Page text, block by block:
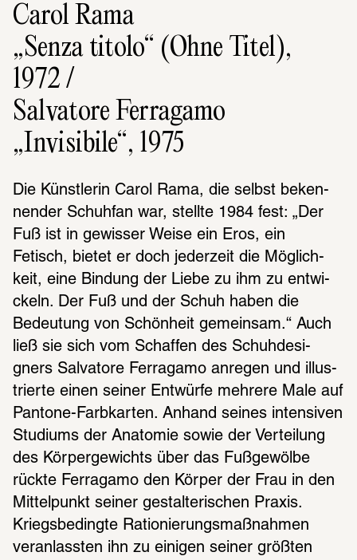
Carol Rama
„Senza titolo“ (Ohne Titel),
1972 /
Salvatore Ferragamo
„Invisibile“, 1975
Die Künst­le­rin Carol Rama, die selbst beken­
nen­der Schuh­fan war, stellte 1984 fest: „Der
Fuß ist in gewis­ser Weise ein Eros, ein
Fetisch, bietet er doch jeder­zeit die Möglich­
keit, eine Bindung der Liebe zu ihm zu entwi­
ckeln. Der Fuß und der Schuh haben die
Bedeu­tung von Schön­heit gemein­sam.“ Auch
ließ sie sich vom Schaf­fen des Schuh­de­si­
gners Salva­tore Ferra­gamo anre­gen und illus­
trierte einen seiner Entwürfe mehrere Male auf
Pantone-Farb­kar­ten. Anhand seines inten­si­ven
Studi­ums der Anato­mie sowie der Vertei­lung
des Körper­ge­wichts über das Fußge­wölbe
rückte Ferra­gamo den Körper der Frau in den
Mittel­punkt seiner gestal­te­ri­schen Praxis.
Kriegs­be­dingte Ratio­nie­rungs­maß­nah­men
veran­lass­ten ihn zu eini­gen seiner größ­ten